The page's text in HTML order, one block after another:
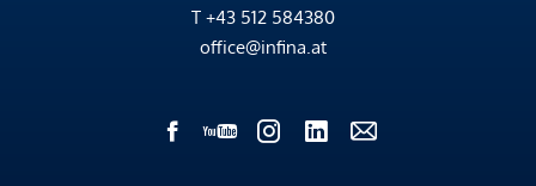
T +43 512 584380
office@infina.at